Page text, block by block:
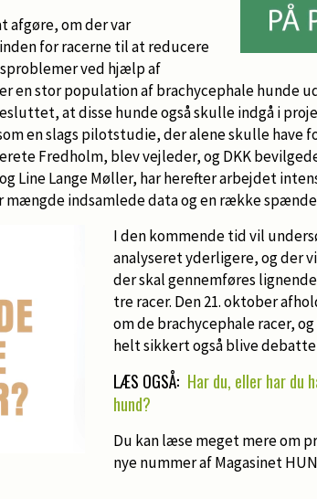
afgøre, om der var
for racerne til at reducere
ved hjælp af
en stor population af brachycephale hunde
at disse hunde også skulle indgå i
en slags pilotstudie, der alene skulle have
Fredholm, blev vejleder, og DKK
Line Lange Møller, har herefter arbejdet
mængde indsamlede data og en række
I den kommende tid vil
analyseret yderligere, og der
der skal gennemføres
tre racer. Den 21. oktober
om de brachycephale racer,
helt sikkert også blive
LÆS OGSÅ: Har du, eller har du
hund?
Du kan læse meget mere om
nye nummer af Magasinet